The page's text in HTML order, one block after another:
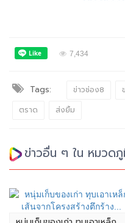
7,434
Tags: ข่าวช่อง8
ตราด
ส่งยิ้ม
ข่าวอื่น ๆ ใน หมวด